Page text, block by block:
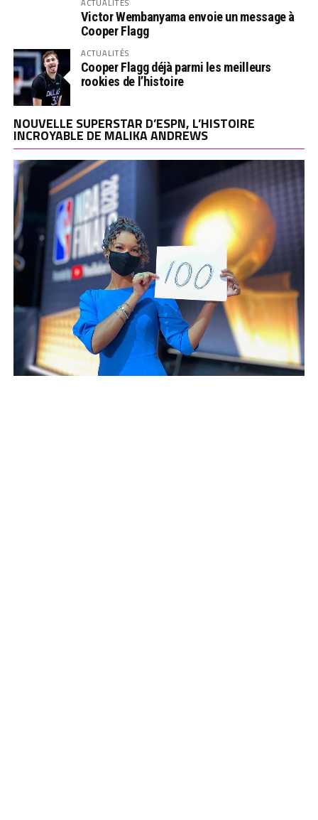
ACTUALITÉS
Victor Wembanyama envoie un message à
Cooper Flagg
ACTUALITÉS
Cooper Flagg déjà parmi les meilleurs
rookies de l’histoire
NOUVELLE SUPERSTAR D’ESPN, L’HISTOIRE
INCROYABLE DE MALIKA ANDREWS